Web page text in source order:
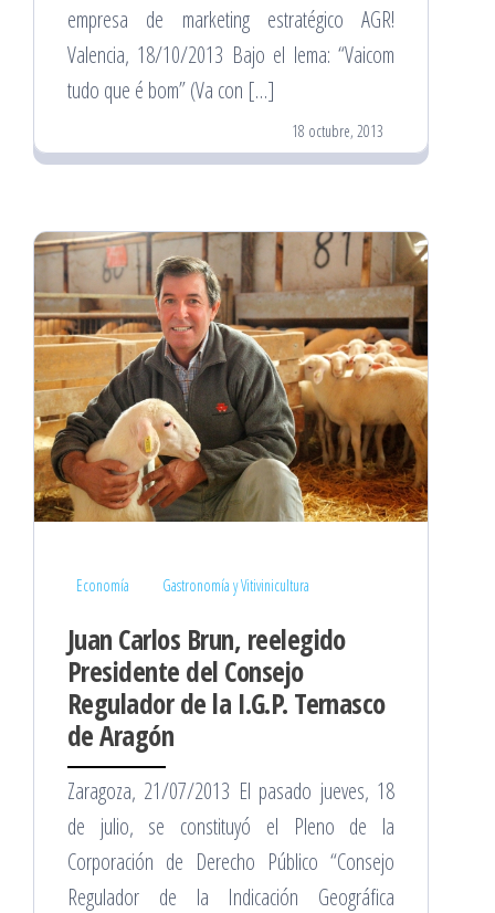
empresa de marketing estratégico AGR!
Valencia, 18/10/2013 Bajo el lema: “Vaicom
tudo que é bom” (Va con […]
18 octubre, 2013
Economía Gastronomía y Vitivinicultura
Juan Carlos Brun, reelegido
Presidente del Consejo
Regulador de la I.G.P. Ternasco
de Aragón
Zaragoza, 21/07/2013 El pasado jueves, 18
de julio, se constituyó el Pleno de la
Corporación de Derecho Público “Consejo
Regulador de la Indicación Geográfica